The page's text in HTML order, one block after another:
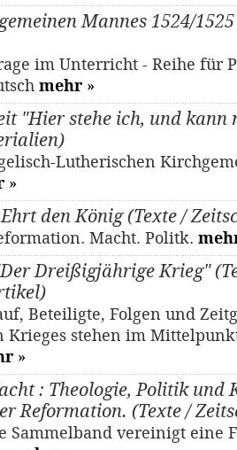
Mannes 1524/
im Unterricht - Reihe für
mehr »
"Hier stehe ich, und kann
Lutherischen
»
den König (Texte /
Macht. Politk.
Dreißigjährige Krieg"
Beteiligte, Folgen und
Krieges stehen im
»
: Theologie, Politik und
Reformation. (Texte /
Sammelband vereinigt eine